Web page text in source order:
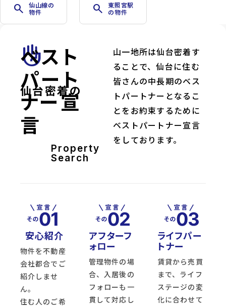
search
仙山線の
物件
search
東照宮駅
の物件
front_hand
仙台密着の
ベスト
パート
ナー宣
言
Property
Search
山一地所は仙台密着す
ることで、仙台に住む
皆さんの中長期のベス
トパートナーとなるこ
とをお約束するために
ベストパートナー宣言
をしております。
安心紹介
物件を不動産
会社都合でご
紹介しませ
ん。
住む人のご希
アフターフ
ォロー
管理物件の場
合、入居後の
フォローも一
貫して対応し
ライフパー
トナー
賃貸から売買
まで、ライフ
ステージの変
化に合わせて